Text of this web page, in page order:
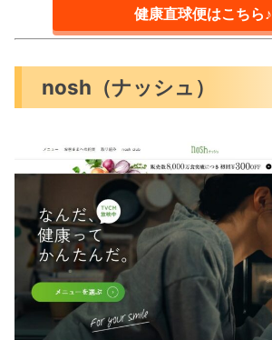
健康直球便はこちら♪
nosh（ナッシュ）